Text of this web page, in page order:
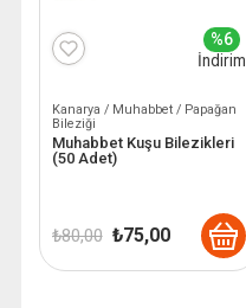
%6
İndirim
Kanarya / Muhabbet / Papağan
Bileziği
Muhabbet Kuşu Bilezikleri
(50 Adet)
₺80,00 Orijinal
₺ 80,00.
₺75,00Şu
andaki
fiyat: